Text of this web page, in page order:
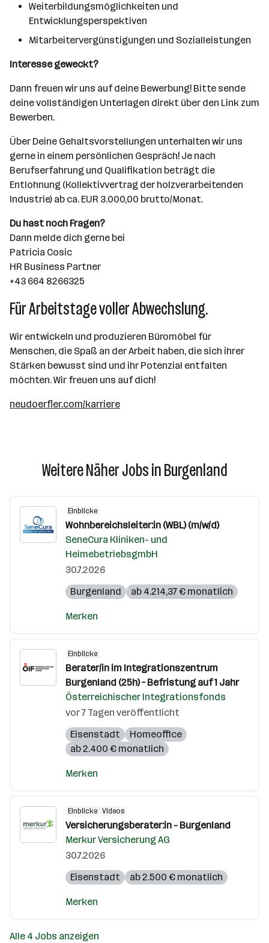
Weiterbildungsmöglichkeiten und
Entwicklungsperspektiven
Mitarbeitervergünstigungen und Sozialleistungen
Interesse geweckt?
Dann freuen wir uns auf deine Bewerbung! Bitte sende
deine vollständigen Unterlagen direkt über den Link zum
Bewerben.
Über Deine Gehaltsvorstellungen unterhalten wir uns
gerne in einem persönlichen Gespräch! Je nach
Berufserfahrung und Qualifikation beträgt die
Entlohnung (Kollektivvertrag der holzverarbeitenden
Industrie) ab ca. EUR 3.000,00 brutto/Monat.
Du hast noch Fragen?
Dann melde dich gerne bei
Patricia Cosic
HR Business Partner
+43 664 8266325
Für Arbeitstage voller Abwechslung.
Wir entwickeln und produzieren Büromöbel für
Menschen, die Spaß an der Arbeit haben, die sich ihrer
Stärken bewusst sind und ihr Potenzial entfalten
möchten. Wir freuen uns auf dich!
neudoerfler.com/karriere
Weitere Näher Jobs in Burgenland
Einblicke
Wohnbereichsleiter:in (WBL) (m/w/d)
SeneCura Kliniken- und
HeimebetriebsgmbH
30.7.2026
Burgenland
ab 4.214,37 € monatlich
Merken
Einblicke
Berater/in im Integrationszentrum
Burgenland (25h) – Befristung auf 1 Jahr
Österreichischer Integrationsfonds
vor 7 Tagen veröffentlicht
Eisenstadt
Homeoffice
ab 2.400 € monatlich
Merken
Einblicke Videos
Versicherungsberater:in - Burgenland
Merkur Versicherung AG
30.7.2026
Eisenstadt
ab 2.500 € monatlich
Merken
Alle 4 Jobs anzeigen